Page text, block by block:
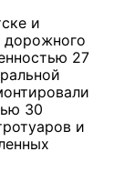
и
дорожного
27
30
и